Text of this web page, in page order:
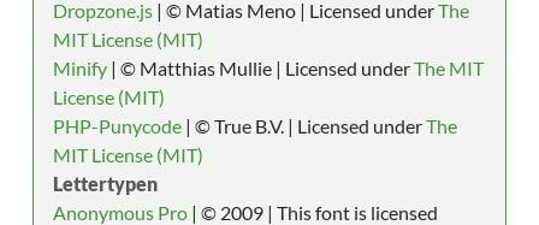
Dropzone.js | © Matias Meno | Licensed underThe
MIT License (MIT)
Minify | © Matthias Mullie | Licensed underThe MIT
License (MIT)
PHP-Punycode | © True B.V. | Licensed underThe
MIT License (MIT)
Lettertypen
Anonymous Pro | © 2009 | This font is licensed